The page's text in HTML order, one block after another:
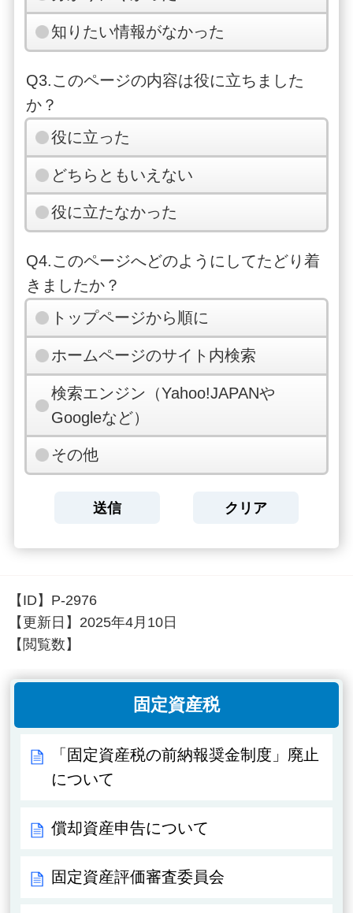
知りたい情報がなかった
Q3.このページの内容は役に立ちました
か？
役に立った
どちらともいえない
役に立たなかった
Q4.このページへどのようにしてたどり着
きましたか？
トップページから順に
ホームページのサイト内検索
検索エンジン（Yahoo!JAPANや
Googleなど）
その他
【ID】 P-2976
【更新日】 2025年4月10日
【閲覧数】
固定資産税
「固定資産税の前納報奨金制度」廃止
について
償却資産申告について
固定資産評価審査委員会